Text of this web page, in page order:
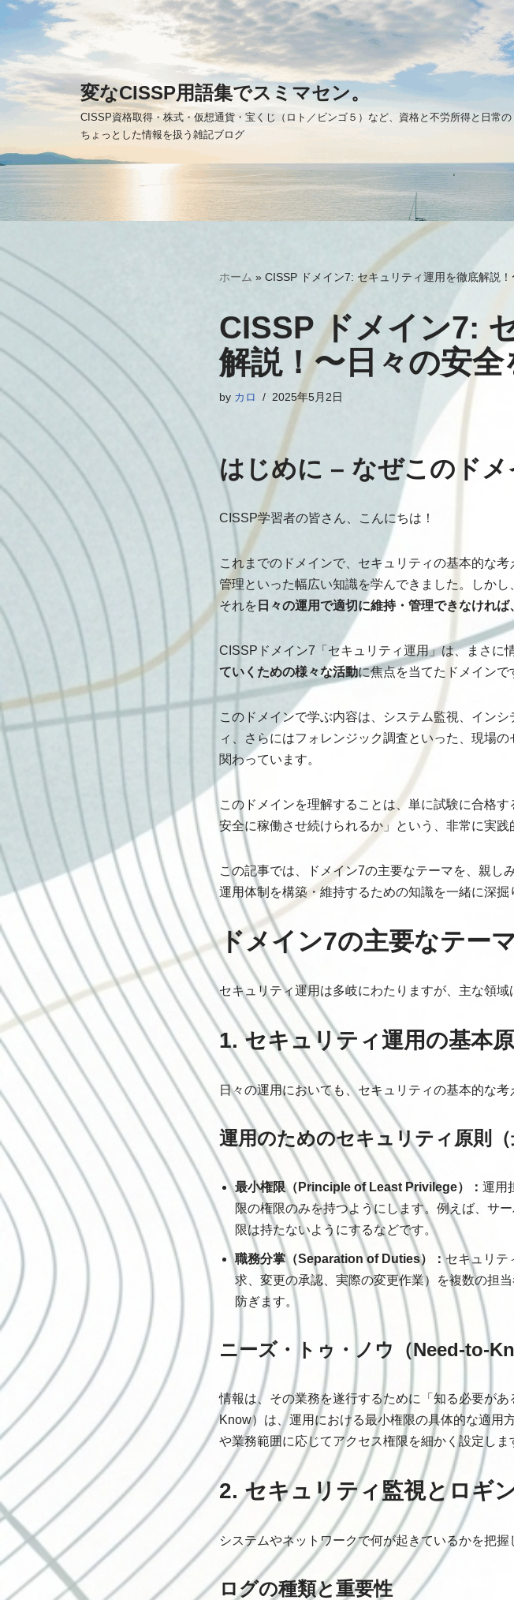
ン
テ
へ
ス
キ
ッ
変なCISSP用語集でスミマセン。
CISSP資格取得・株式・仮想通貨・宝くじ（ロト／ビンゴ５）など、資格と不労所得と日常の
ちょっとした情報を扱う雑記ブログ
ホーム » CISSP ドメイン7: セキュリティ運用を徹底解説
CISSP ドメイン7:
解説！〜日々の安
by カロ 2025年5月2日
はじめに – なぜこのド
CISSP学習者の皆さん、こんにちは！
これまでのドメインで、セキュリティの基本的な
管理といった幅広い知識を学んできました。しか
それを 日々の運用で適切に維持・管理できなけれ
CISSPドメイン7「セキュリティ運用」は、まさに
ていくための様々な活動に焦点を当てたドメインで
このドメインで学ぶ内容は、システム監視、イン
ィ、さらにはフォレンジック調査といった、現場
関わっています。
このドメインを理解することは、単に試験に合格
安全に稼働させ続けられるか」という、非常に実践
この記事では、ドメイン7の主要なテーマを、親し
運用体制を構築・維持するための知識を一緒に深掘
ドメイン7の主要なテー
セキュリティ運用は多岐にわたりますが、主な領域
1. セキュリティ運用の基本
日々の運用においても、セキュリティの基本的な考
運用のためのセキュリティ原則（
最小権限（Principle of Least Privilege）： 運用
限の権限のみを持つようにします。例えば、サ
限は持たないようにするなどです。
職務分掌（Separation of Duties）：セキュリテ
求、変更の承認、実際の変更作業）を複数の担
防ぎます。
ニーズ・トゥ・ノウ（Need-to-
情報は、その業務を遂行するために「知る必要が
Know）は、運用における最小権限の具体的な適用
や業務範囲に応じてアクセス権限を細かく設定しま
2. セキュリティ監視とロギ
システムやネットワークで何が起きているかを把
ログの種類と重要性